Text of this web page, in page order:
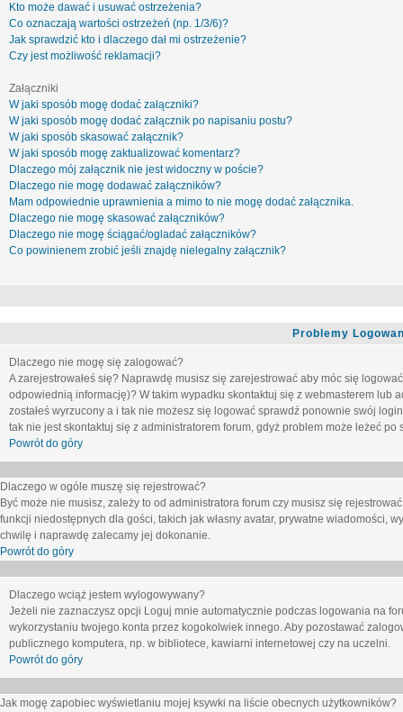
Kto może dawać i usuwać ostrzeżenia?
Co oznaczają wartości ostrzeżeń (np. 1/3/6)?
Jak sprawdzić kto i dlaczego dał mi ostrzeżenie?
Czy jest możliwość reklamacji?
Załączniki
W jaki sposób mogę dodać załączniki?
W jaki sposób mogę dodać załącznik po napisaniu postu?
W jaki sposób skasować załącznik?
W jaki sposób mogę zaktualizować komentarz?
Dlaczego mój załącznik nie jest widoczny w poście?
Dlaczego nie mogę dodawać załączników?
Mam odpowiednie uprawnienia a mimo to nie mogę dodać załącznika.
Dlaczego nie mogę skasować załączników?
Dlaczego nie mogę ściągać/ogladać załączników?
Co powinienem zrobić jeśli znajdę nielegalny załącznik?
Problemy
Dlaczego nie mogę się zalogować?
A zarejestrowałeś się? Naprawdę musisz się zarejestrować aby móc się
odpowiednią informację)? W takim wypadku skontaktuj się z webmasterem lub
zostałeś wyrzucony a i tak nie możesz się logować sprawdź ponownie swój
tak nie jest skontaktuj się z administratorem forum, gdyż problem może leżeć po
Powrót do góry
Dlaczego w ogóle muszę się rejestrować?
Być może nie musisz, zależy to od administratora forum czy musisz się
funkcji niedostępnych dla gości, takich jak własny avatar, prywatne wiadomości,
chwilę i naprawdę zalecamy jej dokonanie.
Powrót do góry
Dlaczego wciąż jestem wylogowywany?
Jeżeli nie zaznaczysz opcji Loguj mnie automatycznie podczas logowania na
wykorzystaniu twojego konta przez kogokolwiek innego. Aby pozostawać
publicznego komputera, np. w bibliotece, kawiarni internetowej czy na uczelni.
Powrót do góry
Jak mogę zapobiec wyświetlaniu mojej ksywki na liście obecnych użytkowników?